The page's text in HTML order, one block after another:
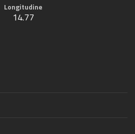
Longitudine
14.77